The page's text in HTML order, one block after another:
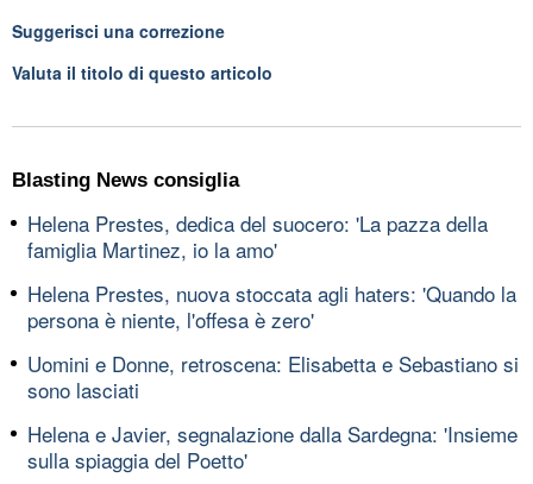
Suggerisci una correzione
Valuta il titolo di questo articolo
Blasting News consiglia
Helena Prestes, dedica del suocero: 'La pazza della
famiglia Martinez, io la amo'
Helena Prestes, nuova stoccata agli haters: 'Quando la
persona è niente, l'offesa è zero'
Uomini e Donne, retroscena: Elisabetta e Sebastiano si
sono lasciati
Helena e Javier, segnalazione dalla Sardegna: 'Insieme
sulla spiaggia del Poetto'